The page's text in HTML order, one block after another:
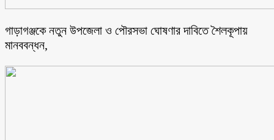
গাড়াগঞ্জকে নতুন উপজেলা ও পৌরসভা ঘোষণার দাবিতে শৈলকূপায়
মানববন্ধন,